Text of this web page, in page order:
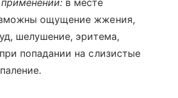
ощущение жжения,
шелушение, эритема,
попадании на слизистые